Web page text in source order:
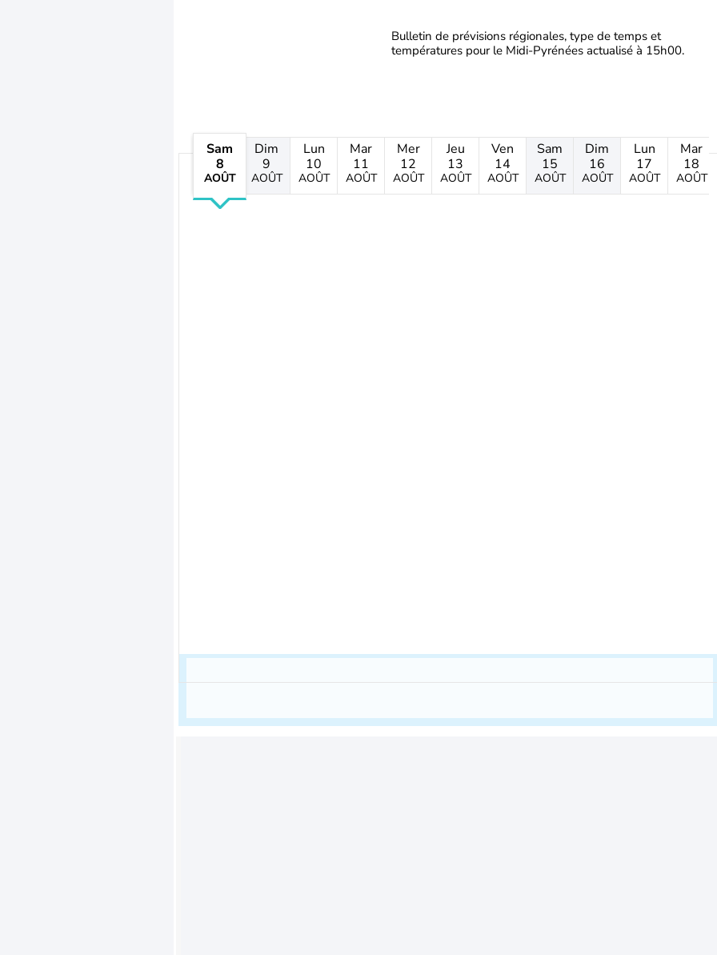
Bulletin de prévisions régionales, type de temps et
températures pour le Midi-Pyrénées actualisé à 15h00.
Sam
8
AOÛT
Dim
9
AOÛT
Lun
10
AOÛT
Mar
11
AOÛT
Mer
12
AOÛT
Jeu
13
AOÛT
Ven
14
AOÛT
Sam
15
AOÛT
Dim
16
AOÛT
Lun
17
AOÛT
Mar
18
AOÛT